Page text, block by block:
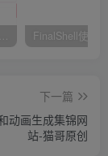
圈钱第一步，搞个发卡平台 FinalShell使用
下一篇
动画生成集锦网
站-猫哥原创